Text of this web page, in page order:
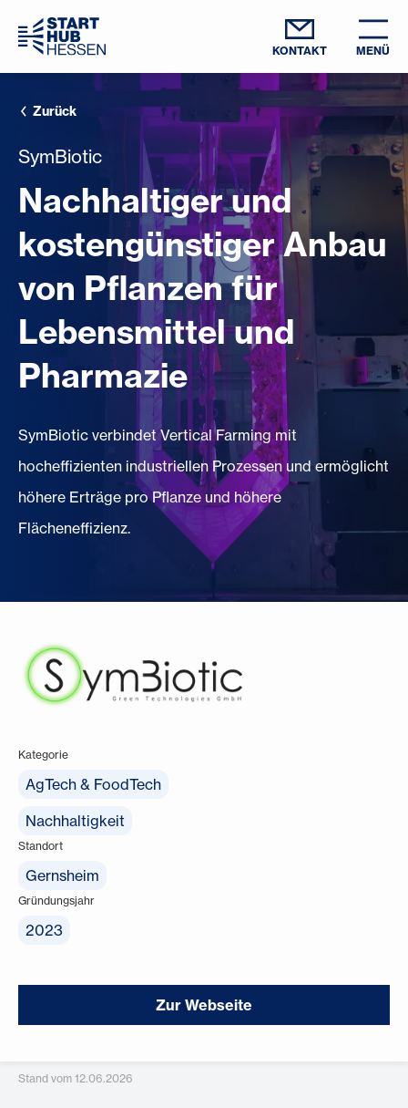
KONTAKT MENÜ
Zurück
SymBiotic
Nachhaltiger und
kostengünstiger Anbau
von Pflanzen für
Lebensmittel und
Pharmazie
SymBiotic verbindet Vertical Farming mit
hocheffizienten industriellen Prozessen und ermöglicht
höhere Erträge pro Pflanze und höhere
Flächeneffizienz.
Kategorie
AgTech & FoodTech
Nachhaltigkeit
Standort
Gernsheim
Gründungsjahr
2023
Zur Webseite
Stand vom 12.06.2026